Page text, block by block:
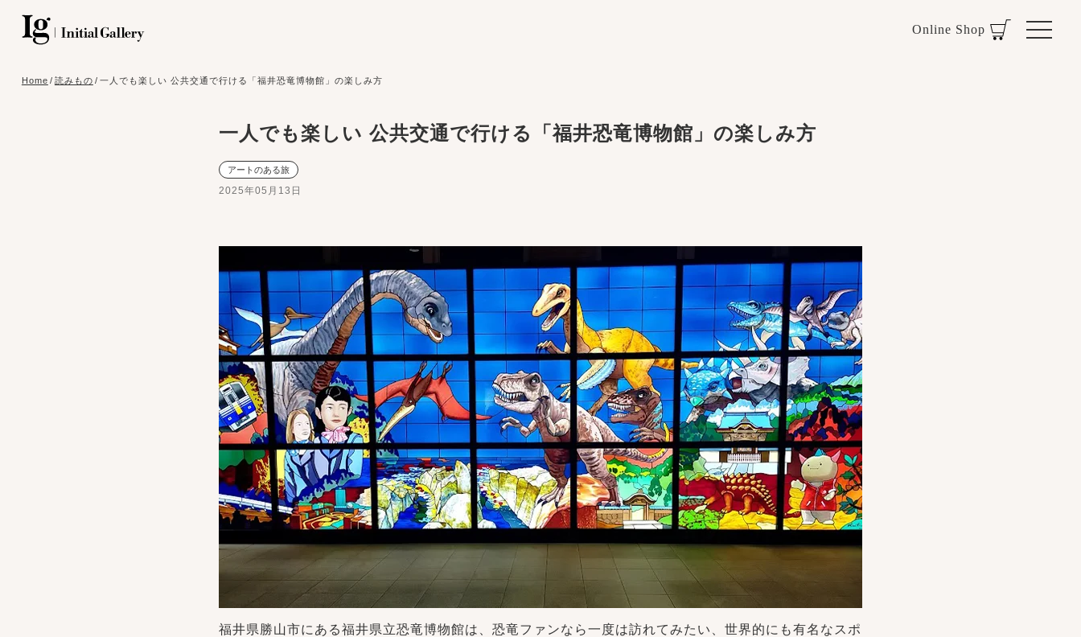
Online Shop
Home / 読みもの / 一人でも楽しい 公共交通で行ける「福井恐竜博物館」の楽しみ方
一人でも楽しい 公共交通で行ける「福井恐竜博物館」の楽しみ方
アートのある旅
2025年05月13日
福井県勝山市にある福井県立恐竜博物館は、恐竜ファンなら一度は訪れてみたい、世界的にも有名なスポ